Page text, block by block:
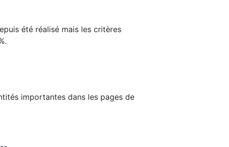
été réalisé mais les critères
importantes dans les pages de